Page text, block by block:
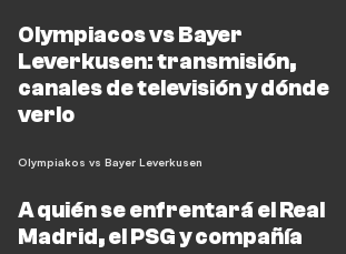
Olympiacos vs Bayer
Leverkusen: transmisión,
canales de televisión y dónde
verlo
Olympiakos vs Bayer Leverkusen
A quién se enfrentará el Real
Madrid, el PSG y compañía